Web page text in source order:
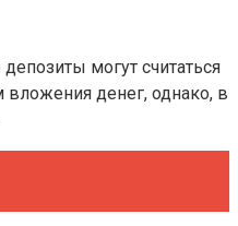
могут считаться
денег, однако, в